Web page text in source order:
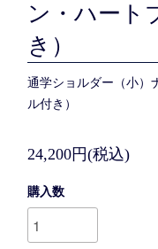
ン・ハート
き）
通学ショルダー（小）
ル付き）
24,200円(税込)
購入数